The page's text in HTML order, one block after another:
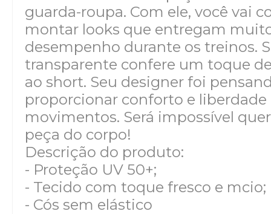
guarda-roupa. Com ele, você vai
montar looks que entregam
desempenho durante os treinos.
transparente confere um toque
ao short. Seu designer foi
proporcionar conforto e liberdade
movimentos. Será impossível
peça do corpo!
Descrição do produto:
- Proteção UV 50+;
- Tecido com toque fresco e mcio;
- Cós sem elástico